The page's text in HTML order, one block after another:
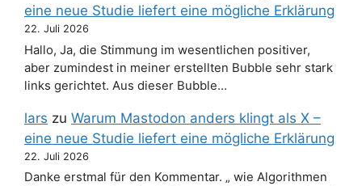
eine neue Studie liefert eine mögliche Erklärung
22. Juli 2026
Hallo, Ja, die Stimmung im wesentlichen positiver,
aber zumindest in meiner erstellten Bubble sehr stark
links gerichtet. Aus dieser Bubble…
lars zu Warum Mastodon anders klingt als X –
eine neue Studie liefert eine mögliche Erklärung
22. Juli 2026
Danke erstmal für den Kommentar. „ wie Algorithmen